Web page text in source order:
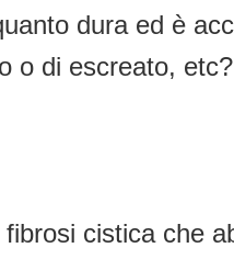
dura ed è
o di escreato, etc?
cistica che